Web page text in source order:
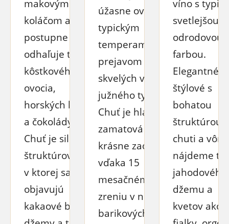
makovým
koláčom a
postupne
odhaľuje tóny
kôstkového
ovocia,
horských bylín
a čokolády.
Chuť je silná a
štruktúrovaná,
v ktorej sa
objavujú
kakaové bôby,
úžasne ovocná s
typickým
temperamentným
prejavom
skvelých vín
južného typu.
Chuť je hladká,
zamatová a
krásne zaoblená
vďaka 15
mesačnému
zreniu v nových
barikových
víno s
svetlejšou
odrodovou
farbou.
Elegantné a
štýlové s
bohatou
štruktúrou.
chuti a vôni
nájdeme
jahodového
džemu a
kvetov ako